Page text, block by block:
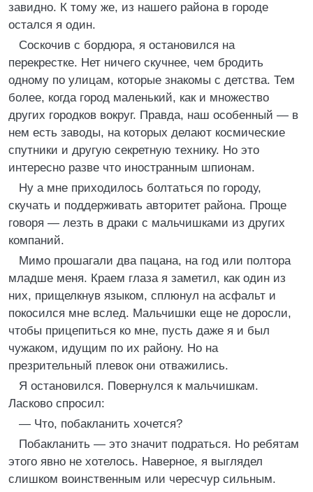
завидно. К тому же, из нашего района в городе
остался я один.
Соскочив с бордюра, я остановился на
перекрестке. Нет ничего скучнее, чем бродить
одному по улицам, которые знакомы с детства. Тем
более, когда город маленький, как и множество
других городков вокруг. Правда, наш особенный — в
нем есть заводы, на которых делают космические
спутники и другую секретную технику. Но это
интересно разве что иностранным шпионам.
Ну а мне приходилось болтаться по городу,
скучать и поддерживать авторитет района. Проще
говоря — лезть в драки с мальчишками из других
компаний.
Мимо прошагали два пацана, на год или полтора
младше меня. Краем глаза я заметил, как один из
них, прищелкнув языком, сплюнул на асфальт и
покосился мне вслед. Мальчишки еще не доросли,
чтобы прицепиться ко мне, пусть даже я и был
чужаком, идущим по их району. Но на
презрительный плевок они отважились.
Я остановился. Повернулся к мальчишкам.
Ласково спросил:
— Что, побакланить хочется?
Побакланить — это значит подраться. Но ребятам
этого явно не хотелось. Наверное, я выглядел
слишком воинственным или чересчур сильным.